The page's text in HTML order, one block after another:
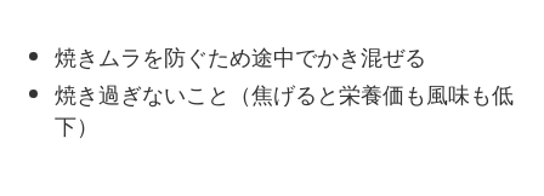
焼きムラを防ぐため途中でかき混ぜる
焼き過ぎないこと（焦げると栄養価も風味も低
下）